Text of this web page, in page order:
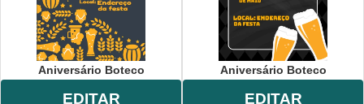
Aniversário Boteco
EDITAR
Aniversário Boteco
EDITAR